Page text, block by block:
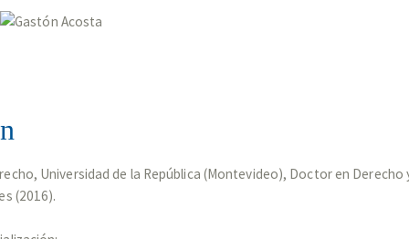
Universidad de la República (Montevideo), Doctor en Derecho
(2016).